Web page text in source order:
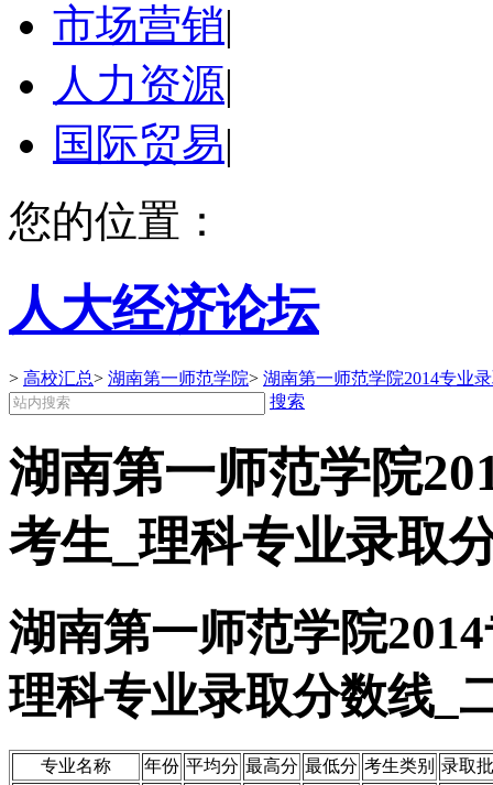
市场营销|
人力资源|
国际贸易|
您的位置：
人大经济论坛
> 高校汇总> 湖南第一师范学院> 湖南第一师范学院2014专业
搜索
湖南第一师范学院
考生_理科专业录取
湖南第一师范学院
理科专业录取分数线_
专业名称 年份 平均分 最高分 最低分 考生类别 录取